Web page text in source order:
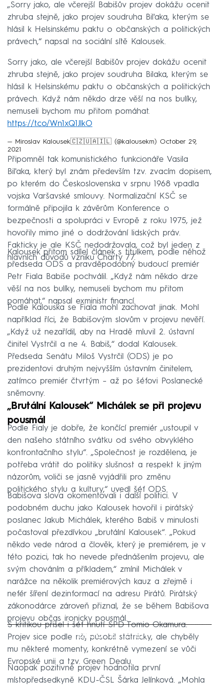
„Sorry jako, ale včerejší Babišův projev dokážu ocenit
zhruba stejně, jako projev soudruha Bil'aka, kterým se
hlásil k Helsinskému paktu o občanských a politických
právech,“ napsal na sociální sítě Kalousek.
Sorry jako, ale včerejší Babišův projev dokážu ocenit
zhruba stejně, jako projev soudruha Bilaka, kterým se
hlásil k Helsinskému paktu o občanských a politických
právech. Když nám někdo drze věší na nos bulíky,
nemuseli bychom mu přitom pomáhat.
https://t.co/Wn1xQ1JlkO
— Miroslav Kalousek🇨🇿🇺🇦🇮🇱 (@kalousekm) October 29,
2021
Připomněl tak komunistického funkcionáře Vasila
Bil'aka, který byl znám především tzv. zvacím dopisem,
po kterém do Československa v srpnu 1968 vpadla
vojska Varšavské smlouvy. Normalizační KSČ se
formálně připojila k závěrům Konference o
bezpečnosti a spolupráci v Evropě z roku 1975, jež
hovořily mimo jiné o dodržování lidských práv.
Fakticky je ale KSČ nedodržovala, což byl jeden z
hlavních důvodů vzniku Charty 77.
Kalousek přitom sdílel článek s titulkem, podle něhož
předseda ODS a pravděpodobný budoucí premiér
Petr Fiala Babiše pochválil. „Když nám někdo drze
věší na nos bulíky, nemuseli bychom mu přitom
pomáhat,“ napsal exministr financí.
Podle Kalouska se Fiala mohl zachovat jinak. Mohl
například říci, že Babišovým slovům v projevu nevěří.
„Když už nezařídil, aby na Hradě mluvil 2. ústavní
činitel Vystrčil a ne 4. Babiš,“ dodal Kalousek.
Předseda Senátu Miloš Vystrčil (ODS) je po
prezidentovi druhým nejvyšším ústavním činitelem,
zatímco premiér čtvrtým – až po šéfovi Poslanecké
sněmovny.
„Brutální Kalousek“ Michálek se při projevu
pousmál
Podle Fialy je dobře, že končící premiér „ustoupil v
den našeho státního svátku od svého obvyklého
konfrontačního stylu“. „Společnost je rozdělena, je
potřeba vrátit do politiky slušnost a respekt k jiným
názorům, voliči se jasně vyjádřili pro změnu
politického stylu a kultury,“ uvedl šéf ODS.
Babišova slova okomentovali i další politici. V
podobném duchu jako Kalousek hovořil i pirátský
poslanec Jakub Michálek, kterého Babiš v minulosti
počastoval přezdívkou „brutální Kalousek“. „Pokud
někdo vede národ a člověk, který je premiérem, je v
této pozici, tak ho nevede přednášením projevu, ale
svým chováním a příkladem,“ zmínil Michálek v
narážce na několik premiérových kauz a zřejmě i
nefér šíření dezinformací na adresu Pirátů. Pirátský
zákonodárce zároveň přiznal, že se během Babišova
projevu občas ironicky pousmál.
Failed to fetch
S kritikou přišel i šéf hnutí SPD Tomio Okamura.
Projev sice podle něj působil státnicky, ale chyběly
mu některé momenty, konkrétně vymezení se vůči
Evropské unii a tzv. Green Dealu.
Naopak pozitivně projev hodnotila první
místopředsedkyně KDU-ČSL Šárka Jelínková. „Mohla